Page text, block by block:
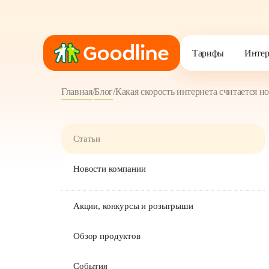
Тарифы
Тарифы
Главная/Блог/Какая скорость интернета считается
Статьи
Новости компании
Акции, конкурсы и розыгрыши
Обзор продуктов
События